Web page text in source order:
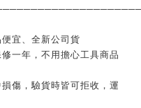
宜、全新公司貨
一年，不用擔心工具商品
傷，驗貨時皆可拒收，運